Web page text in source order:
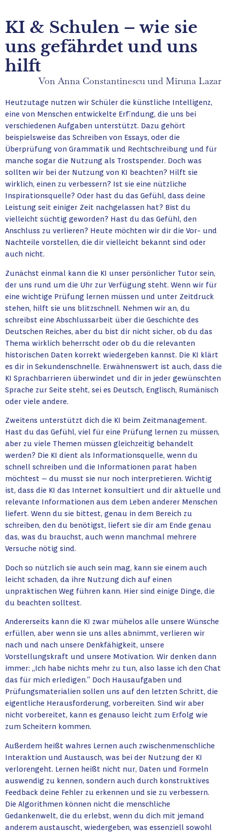
KI & Schulen – wie sie
uns gefährdet und uns
hilft
Von Anna Constantinescu und Miruna Lazar
Heutzutage nutzen wir Schüler die künstliche Intelligenz,
eine von Menschen entwickelte Erfindung, die uns bei
verschiedenen Aufgaben unterstützt. Dazu gehört
beispielsweise das Schreiben von Essays, oder die
Überprüfung von Grammatik und Rechtschreibung und für
manche sogar die Nutzung als Trostspender. Doch was
sollten wir bei der Nutzung von KI beachten? Hilft sie
wirklich, einen zu verbessern? Ist sie eine nützliche
Inspirationsquelle? Oder hast du das Gefühl, dass deine
Leistung seit einiger Zeit nachgelassen hat? Bist du
vielleicht süchtig geworden? Hast du das Gefühl, den
Anschluss zu verlieren? Heute möchten wir dir die Vor- und
Nachteile vorstellen, die dir vielleicht bekannt sind oder
auch nicht.
Zunächst einmal kann die KI unser persönlicher Tutor sein,
der uns rund um die Uhr zur Verfügung steht. Wenn wir für
eine wichtige Prüfung lernen müssen und unter Zeitdruck
stehen, hilft sie uns blitzschnell. Nehmen wir an, du
schreibst eine Abschlussarbeit über die Geschichte des
Deutschen Reiches, aber du bist dir nicht sicher, ob du das
Thema wirklich beherrscht oder ob du die relevanten
historischen Daten korrekt wiedergeben kannst. Die KI klärt
es dir in Sekundenschnelle. Erwähnenswert ist auch, dass die
KI Sprachbarrieren überwindet und dir in jeder gewünschten
Sprache zur Seite steht, sei es Deutsch, Englisch, Rumänisch
oder viele andere.
Zweitens unterstützt dich die KI beim Zeitmanagement.
Hast du das Gefühl, viel für eine Prüfung lernen zu müssen,
aber zu viele Themen müssen gleichzeitig behandelt
werden? Die KI dient als Informationsquelle, wenn du
schnell schreiben und die Informationen parat haben
möchtest – du musst sie nur noch interpretieren. Wichtig
ist, dass die KI das Internet konsultiert und dir aktuelle und
relevante Informationen aus dem Leben anderer Menschen
liefert. Wenn du sie bittest, genau in dem Bereich zu
schreiben, den du benötigst, liefert sie dir am Ende genau
das, was du brauchst, auch wenn manchmal mehrere
Versuche nötig sind.
Doch so nützlich sie auch sein mag, kann sie einem auch
leicht schaden, da ihre Nutzung dich auf einen
unpraktischen Weg führen kann. Hier sind einige Dinge, die
du beachten solltest.
Andererseits kann die KI zwar mühelos alle unsere Wünsche
erfüllen, aber wenn sie uns alles abnimmt, verlieren wir
nach und nach unsere Denkfähigkeit, unsere
Vorstellungskraft und unsere Motivation. Wir denken dann
immer: „Ich habe nichts mehr zu tun, also lasse ich den Chat
das für mich erledigen.“ Doch Hausaufgaben und
Prüfungsmaterialien sollen uns auf den letzten Schritt, die
eigentliche Herausforderung, vorbereiten. Sind wir aber
nicht vorbereitet, kann es genauso leicht zum Erfolg wie
zum Scheitern kommen.
Außerdem heißt wahres Lernen auch zwischenmenschliche
Interaktion und Austausch, was bei der Nutzung der KI
verlorengeht. Lernen heißt nicht nur, Daten und Formeln
auswendig zu kennen, sondern auch durch konstruktives
Feedback deine Fehler zu erkennen und sie zu verbessern.
Die Algorithmen können nicht die menschliche
Gedankenwelt, die du erlebst, wenn du dich mit jemand
anderem austauscht, wiedergeben, was essenziell sowohl